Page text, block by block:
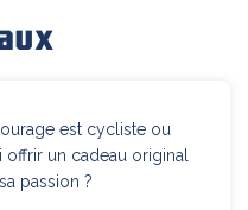
est cycliste ou
un cadeau original
passion ?